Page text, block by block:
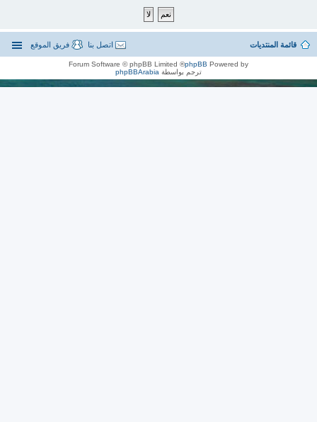
قائمة المنتديات فريق الموقع اتصل بنا
Powered by
phpBB
® Forum Software © phpBB Limited
ترجم بواسطة phpBBArabia